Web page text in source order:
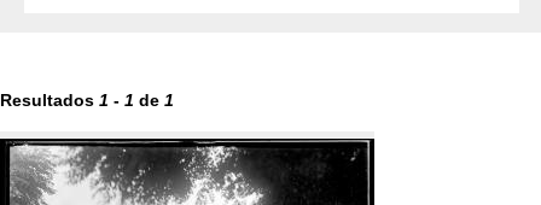
Resultados 1 - 1 de 1